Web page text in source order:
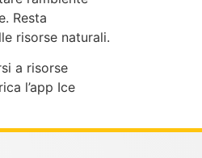
Resta
risorse naturali.
a risorse
l’app Ice